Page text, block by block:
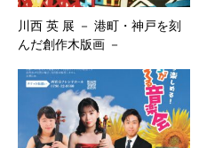
川西 英 展 － 港町・神戸を刻
んだ創作木版画 －